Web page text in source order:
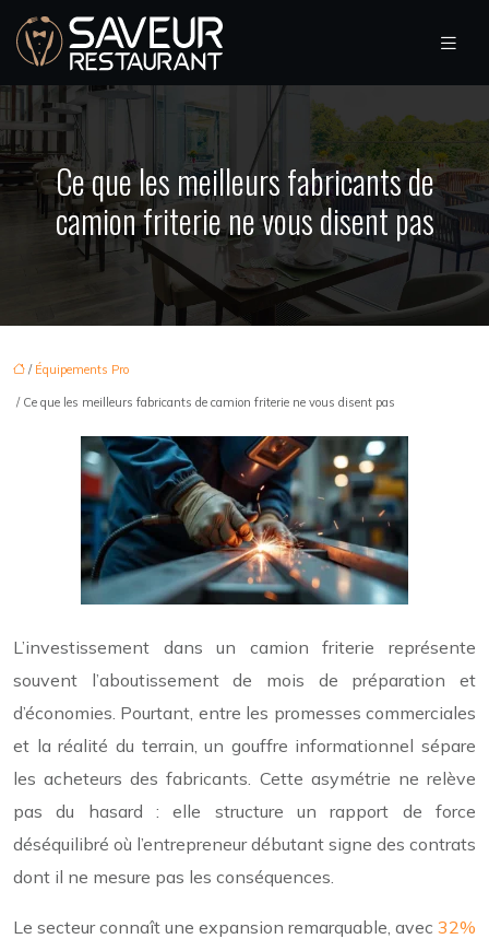
Ce que les meilleurs fabricants de
camion friterie ne vous disent pas
/ Équipements Pro
/ Ce que les meilleurs fabricants de camion friterie ne vous disent pas
L’investissement dans un camion friterie représente
souvent l’aboutissement de mois de préparation et
d’économies. Pourtant, entre les promesses commerciales
et la réalité du terrain, un gouffre informationnel sépare
les acheteurs des fabricants. Cette asymétrie ne relève
pas du hasard : elle structure un rapport de force
déséquilibré où l’entrepreneur débutant signe des contrats
dont il ne mesure pas les conséquences.
Le secteur connaît une expansion remarquable, avec 32%